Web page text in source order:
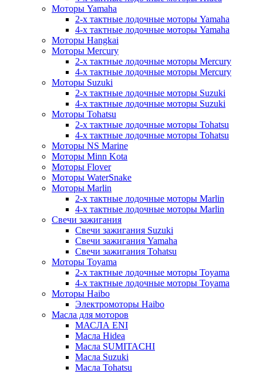
Моторы Yamaha
2-х тактные лодочные моторы Yamaha
4-х тактные лодочные моторы Yamaha
Моторы Hangkai
Моторы Mercury
2-х тактные лодочные моторы Mercury
4-х тактные лодочные моторы Mercury
Моторы Suzuki
2-х тактные лодочные моторы Suzuki
4-х тактные лодочные моторы Suzuki
Моторы Tohatsu
2-х тактные лодочные моторы Tohatsu
4-х тактные лодочные моторы Tohatsu
Моторы NS Marine
Моторы Minn Kota
Моторы Flover
Моторы WaterSnake
Моторы Marlin
2-х тактные лодочные моторы Marlin
4-х тактные лодочные моторы Marlin
Свечи зажигания
Свечи зажигания Suzuki
Свечи зажигания Yamaha
Свечи зажигания Tohatsu
Моторы Toyama
2-х тактные лодочные моторы Toyama
4-х тактные лодочные моторы Toyama
Моторы Haibo
Электромоторы Haibo
Масла для моторов
МАСЛА ENI
Масла Hidea
Масла SUMITACHI
Масла Suzuki
Масла Tohatsu